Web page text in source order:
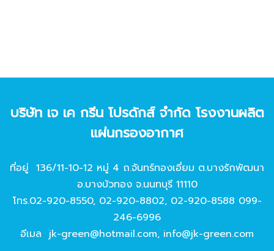
บริษัท เจ เค กรีน โปรดักส์ จํากัด โรงงานผลิต
แผ่นกรองอากาศ
ที่อยู่ 136/11-10-12 หมู่ 4 ถ.จันทร์ทองเอี่ยม ต.บางรักพัฒนา
อ.บางบัวทอง จ.นนทบุรี 11110
โทร.02-920-8550, 02-920-8802, 02-920-8588 099-
246-6996
อีเมล jk-green@hotmail.com, info@jk-green.com